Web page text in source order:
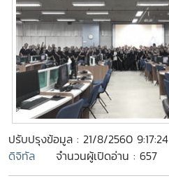
ปรับปรุงข้อมูล : 21/8/2560 9:17:24
ดิจิทัล
จำนวนผู้เปิดอ่าน : 657